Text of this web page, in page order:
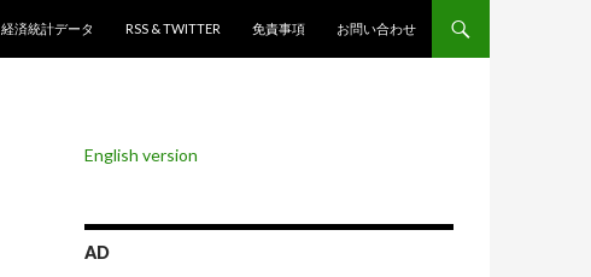
経済統計データ
RSS & TWITTER 免責事項 お問い合わせ
English version
AD